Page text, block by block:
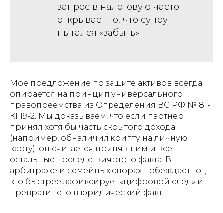
запрос в налоговую часто
открывает то, что супруг
пытался «забыть».
Мое предложение по защите активов всегда
опирается на принцип универсального
правопреемства из Определения ВС РФ № 81-
КГ19-2. Мы доказываем, что если партнер
принял хотя бы часть скрытого дохода
(например, обналичил крипту на личную
карту), он считается принявшим и все
остальные последствия этого факта. В
арбитраже и семейных спорах побеждает тот,
кто быстрее зафиксирует «цифровой след» и
превратит его в юридический факт.